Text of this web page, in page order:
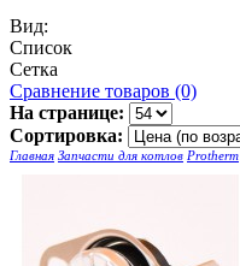
Вид:
Список
Сетка
Сравнение товаров (0)
На странице:
Сортировка:
Главная Запчасти для котлов Protherm